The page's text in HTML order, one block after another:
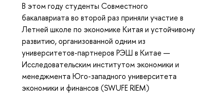
В этом году студенты Совместного
бакалавриата во второй раз приняли участие в
Летней школе по экономике Китая и устойчивому
развитию, организованной одним из
университетов-партнеров РЭШ в Китае —
Исследовательским институтом экономики и
менеджмента Юго-западного университета
экономики и финансов (SWUFE RIEM)